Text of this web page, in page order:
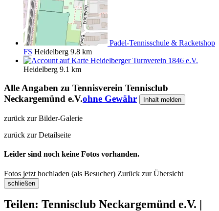
Padel-Tennisschule & Racketshop
FS Heidelberg 9.8 km
Heidelberger Turnverein 1846 e.V.
Heidelberg 9.1 km
Alle Angaben zu Tennisverein Tennisclub
Neckargemünd e.V.ohne Gewähr Inhalt melden
zurück zur Bilder-Galerie
zurück zur Detailseite
Leider sind noch keine Fotos vorhanden.
Fotos jetzt hochladen (als Besucher) Zurück zur Übersicht
schließen
Teilen: Tennisclub Neckargemünd e.V. |